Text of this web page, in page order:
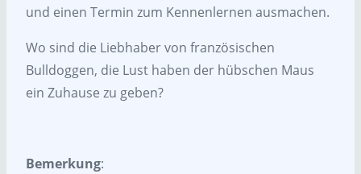
und einen Termin zum Kennenlernen ausmachen.
Wo sind die Liebhaber von französischen
Bulldoggen, die Lust haben der hübschen Maus
ein Zuhause zu geben?
Bemerkung: